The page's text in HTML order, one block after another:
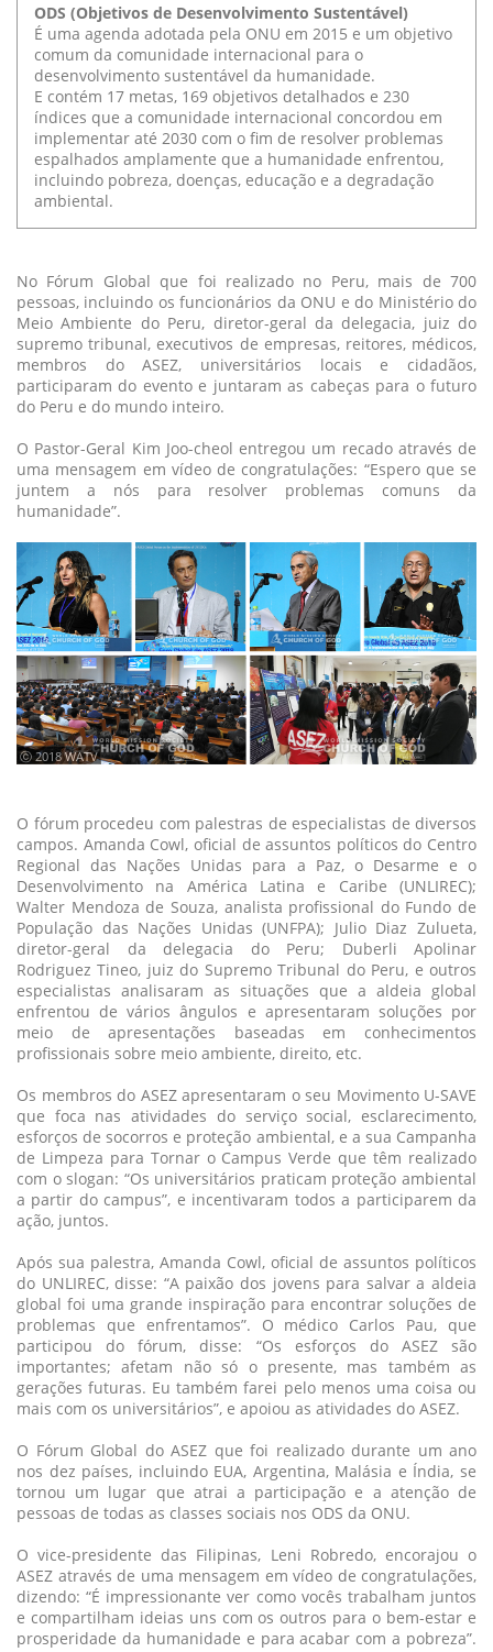
ODS (Objetivos de Desenvolvimento Sustentável)
É uma agenda adotada pela ONU em 2015 e um objetivo
comum da comunidade internacional para o
desenvolvimento sustentável da humanidade.
E contém 17 metas, 169 objetivos detalhados e 230
índices que a comunidade internacional concordou em
implementar até 2030 com o fim de resolver problemas
espalhados amplamente que a humanidade enfrentou,
incluindo pobreza, doenças, educação e a degradação
ambiental.
No Fórum Global que foi realizado no Peru, mais de 700
pessoas, incluindo os funcionários da ONU e do Ministério do
Meio Ambiente do Peru, diretor-geral da delegacia, juiz do
supremo tribunal, executivos de empresas, reitores, médicos,
membros do ASEZ, universitários locais e cidadãos,
participaram do evento e juntaram as cabeças para o futuro
do Peru e do mundo inteiro.
O Pastor-Geral Kim Joo-cheol entregou um recado através de
uma mensagem em vídeo de congratulações: “Espero que se
juntem a nós para resolver problemas comuns da
humanidade”.
ⓒ 2018 WATV
O fórum procedeu com palestras de especialistas de diversos
campos. Amanda Cowl, oficial de assuntos políticos do Centro
Regional das Nações Unidas para a Paz, o Desarme e o
Desenvolvimento na América Latina e Caribe (UNLIREC);
Walter Mendoza de Souza, analista profissional do Fundo de
População das Nações Unidas (UNFPA); Julio Diaz Zulueta,
diretor-geral da delegacia do Peru; Duberli Apolinar
Rodriguez Tineo, juiz do Supremo Tribunal do Peru, e outros
especialistas analisaram as situações que a aldeia global
enfrentou de vários ângulos e apresentaram soluções por
meio de apresentações baseadas em conhecimentos
profissionais sobre meio ambiente, direito, etc.
Os membros do ASEZ apresentaram o seu Movimento U-SAVE
que foca nas atividades do serviço social, esclarecimento,
esforços de socorros e proteção ambiental, e a sua Campanha
de Limpeza para Tornar o Campus Verde que têm realizado
com o slogan: “Os universitários praticam proteção ambiental
a partir do campus”, e incentivaram todos a participarem da
ação, juntos.
Após sua palestra, Amanda Cowl, oficial de assuntos políticos
do UNLIREC, disse: “A paixão dos jovens para salvar a aldeia
global foi uma grande inspiração para encontrar soluções de
problemas que enfrentamos”. O médico Carlos Pau, que
participou do fórum, disse: “Os esforços do ASEZ são
importantes; afetam não só o presente, mas também as
gerações futuras. Eu também farei pelo menos uma coisa ou
mais com os universitários”, e apoiou as atividades do ASEZ.
O Fórum Global do ASEZ que foi realizado durante um ano
nos dez países, incluindo EUA, Argentina, Malásia e Índia, se
tornou um lugar que atrai a participação e a atenção de
pessoas de todas as classes sociais nos ODS da ONU.
O vice-presidente das Filipinas, Leni Robredo, encorajou o
ASEZ através de uma mensagem em vídeo de congratulações,
dizendo: “É impressionante ver como vocês trabalham juntos
e compartilham ideias uns com os outros para o bem-estar e
prosperidade da humanidade e para acabar com a pobreza”.